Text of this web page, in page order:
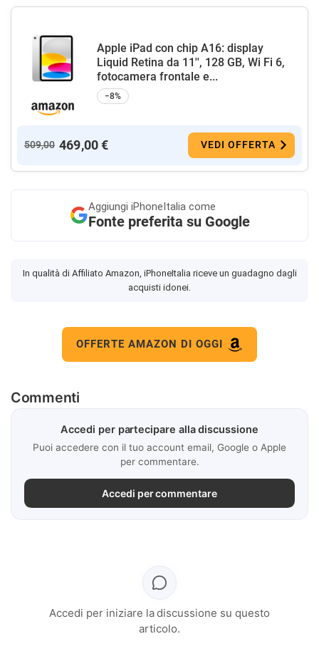
Apple iPad con chip A16: display
Liquid Retina da 11'', 128 GB, Wi Fi 6,
fotocamera frontale e...
−8%
509,00 469,00 € VEDI OFFERTA
Aggiungi iPhoneItalia come
Fonte preferita su Google
In qualità di Affiliato Amazon, iPhoneItalia riceve un guadagno dagli
acquisti idonei.
OFFERTE AMAZON DI OGGI
Commenti
Accedi per partecipare alla discussione
Puoi accedere con il tuo account email, Google o Apple
per commentare.
Accedi per commentare
Accedi per iniziare la discussione su questo
articolo.